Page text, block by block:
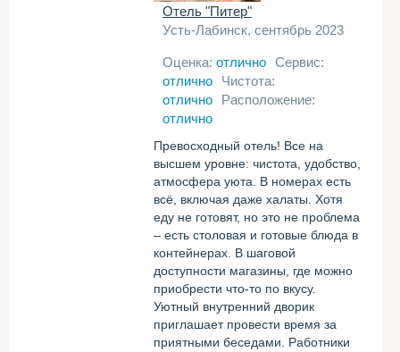
Отель "Питер"
Усть-Лабинск, сентябрь 2023
Оценка: отлично Сервис:
отлично
Чистота:
отлично
Расположение:
отлично
Превосходный отель! Все на
высшем уровне: чистота, удобство,
атмосфера уюта. В номерах есть
всё, включая даже халаты. Хотя
еду не готовят, но это не проблема
– есть столовая и готовые блюда в
контейнерах. В шаговой
доступности магазины, где можно
приобрести что-то по вкусу.
Уютный внутренний дворик
приглашает провести время за
приятными беседами. Работники